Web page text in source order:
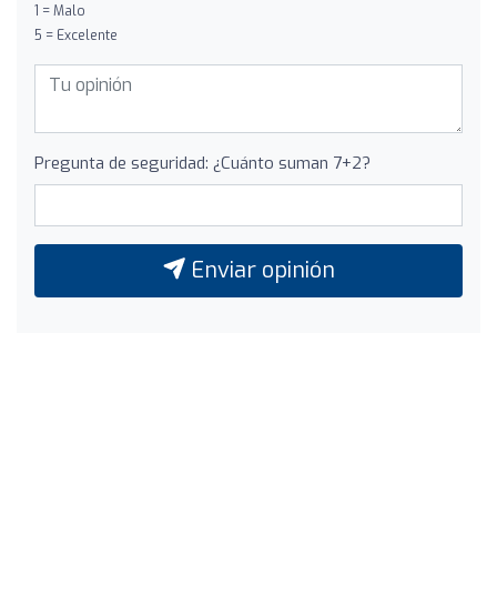
1 = Malo
5 = Excelente
Pregunta de seguridad: ¿Cuánto suman 7+2?
Enviar opinión